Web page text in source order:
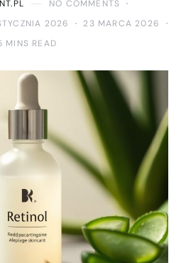
NO COMMENTS
2026
23 MARCA 2026
MINS READ